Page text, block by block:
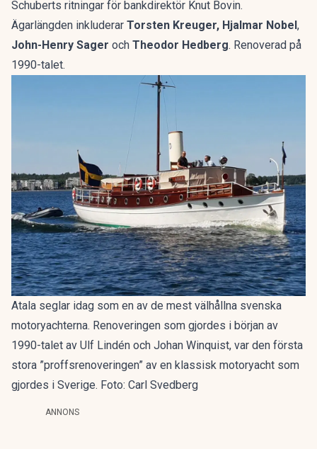
Schuberts ritningar för bankdirektör Knut Bovin.
Ägarlängden inkluderar Torsten Kreuger, Hjalmar Nobel,
John-Henry Sager och Theodor Hedberg. Renoverad på
1990-talet.
Atala seglar idag som en av de mest välhållna svenska
motoryachterna. Renoveringen som gjordes i början av
1990-talet av Ulf Lindén och Johan Winquist, var den första
stora ”proffsrenoveringen” av en klassisk motoryacht som
gjordes i Sverige. Foto: Carl Svedberg
ANNONS